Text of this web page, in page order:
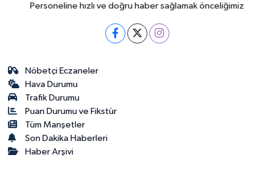
Personeline hızlı ve doğru haber sağlamak önceliğimiz
Nöbetçi Eczaneler
Hava Durumu
Trafik Durumu
Puan Durumu ve Fikstür
Tüm Manşetler
Son Dakika Haberleri
Haber Arşivi